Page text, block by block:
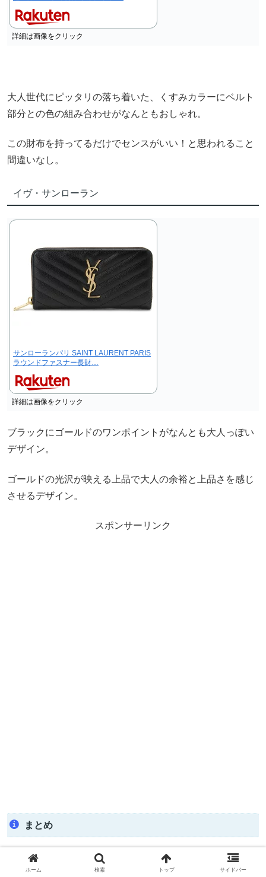
詳細は画像をクリック
大人世代にピッタリの落ち着いた、くすみカラーにベルト
部分との色の組み合わせがなんともおしゃれ。
この財布を持ってるだけでセンスがいい！と思われること
間違いなし。
イヴ・サンローラン
サンローランパリ SAINT LAURENT PARIS
ラウンドファスナー長財…
詳細は画像をクリック
ブラックにゴールドのワンポイントがなんとも大人っぽい
デザイン。
ゴールドの光沢が映える 上品で大人の余裕と上品さを感じ
させるデザイン。
スポンサーリンク
まとめ
いかがでしたか？今回は、以下の点についてご紹介してき
ました。
ホーム 検索 トップ サイドバー